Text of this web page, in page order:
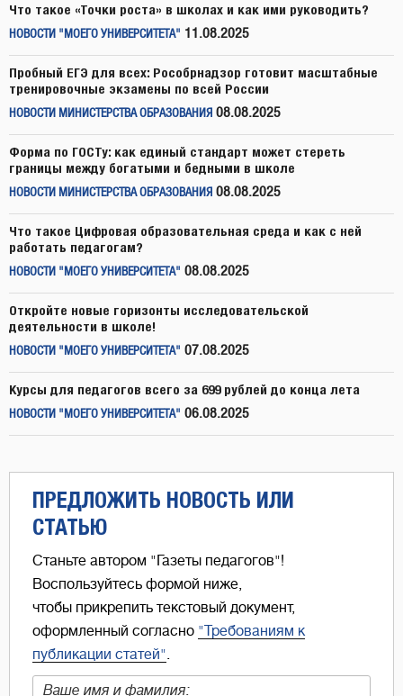
Что такое «Точки роста» в школах и как ими руководить?
НОВОСТИ "МОЕГО УНИВЕРСИТЕТА" 11.08.2025
Пробный ЕГЭ для всех: Рособрнадзор готовит масштабные
тренировочные экзамены по всей России
НОВОСТИ МИНИСТЕРСТВА ОБРАЗОВАНИЯ 08.08.2025
Форма по ГОСТу: как единый стандарт может стереть
границы между богатыми и бедными в школе
НОВОСТИ МИНИСТЕРСТВА ОБРАЗОВАНИЯ 08.08.2025
Что такое Цифровая образовательная среда и как с ней
работать педагогам?
НОВОСТИ "МОЕГО УНИВЕРСИТЕТА" 08.08.2025
Откройте новые горизонты исследовательской
деятельности в школе!
НОВОСТИ "МОЕГО УНИВЕРСИТЕТА" 07.08.2025
Курсы для педагогов всего за 699 рублей до конца лета
НОВОСТИ "МОЕГО УНИВЕРСИТЕТА" 06.08.2025
ПРЕДЛОЖИТЬ НОВОСТЬ ИЛИ
СТАТЬЮ
Станьте автором "Газеты педагогов"!
Воспользуйтесь формой ниже,
чтобы прикрепить текстовый документ,
оформленный согласно "Требованиям к
публикации статей".